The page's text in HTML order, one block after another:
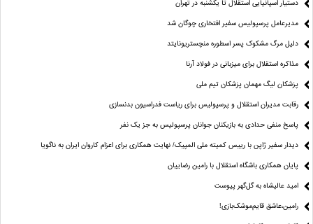
دستیار اسپانیایی استقلال تا یکشنبه در تهران
مدیرعامل پرسپولیس سفیر افتخاری چوگان شد
دلیل مرگ مشکوک پسر اسطوره منچستریونایتد
مذاکره استقلال برای میزبانی در فولاد آرنا
پزشکان لیگ مهمان پزشکان تیم ملی
رقابت مدیران استقلال و پرسپولیس برای ریاست فدراسیون بدنسازی
پاسخ منفی حدادی به بازیکنان جوانان پرسپولیس به جز یک نفر
دیدار سفیر ژاپن با رییس کمیته ملی المپیک/ نهایت همکاری برای اعزام کاروان ایران به ناگویا
پایان همکاری باشگاه استقلال با رامین رضاییان
امید عالیشاه به گل‌گهر پیوست
رامین،عاشق قایم‌موشک‌بازی!